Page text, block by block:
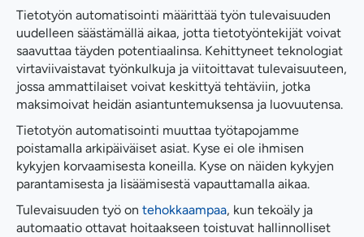
Tietotyön automatisointi määrittää työn tulevaisuuden
uudelleen säästämällä aikaa, jotta tietotyöntekijät voivat
saavuttaa täyden potentiaalinsa. Kehittyneet teknologiat
virtaviivaistavat työnkulkuja ja viitoittavat tulevaisuuteen,
jossa ammattilaiset voivat keskittyä tehtäviin, jotka
maksimoivat heidän asiantuntemuksensa ja luovuutensa.
Tietotyön automatisointi muuttaa työtapojamme
poistamalla arkipäiväiset asiat. Kyse ei ole ihmisen
kykyjen korvaamisesta koneilla. Kyse on näiden kykyjen
parantamisesta ja lisäämisestä vapauttamalla aikaa.
Tulevaisuuden työ on tehokkaampaa, kun tekoäly ja
automaatio ottavat hoitaakseen toistuvat hallinnolliset